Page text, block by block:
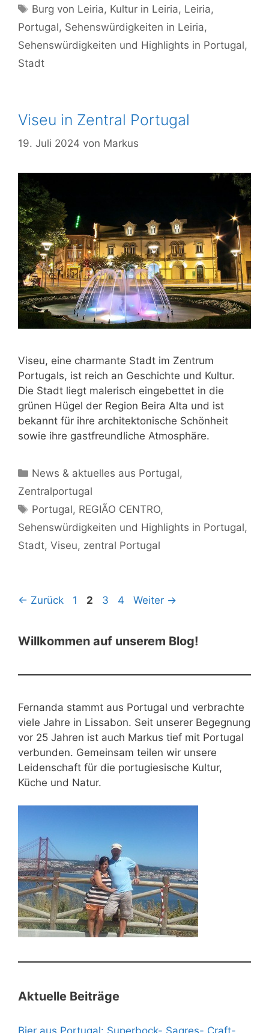
Schlagwörter
Burg von Leiria, Kultur in Leiria, Leiria,
Portugal, Sehenswürdigkeiten in Leiria,
Sehenswürdigkeiten und Highlights in Portugal,
Stadt
Viseu in Zentral Portugal
19. Juli 2024 von Markus
Viseu, eine charmante Stadt im Zentrum
Portugals, ist reich an Geschichte und Kultur.
Die Stadt liegt malerisch eingebettet in die
grünen Hügel der Region Beira Alta und ist
bekannt für ihre architektonische Schönheit
sowie ihre gastfreundliche Atmosphäre.
Kategorien
News & aktuelles aus Portugal,
Zentralportugal
Schlagwörter
Portugal, REGIÃO CENTRO,
Sehenswürdigkeiten und Highlights in Portugal,
Stadt, Viseu, zentral Portugal
← Zurück Seite
1 Seite
2 Seite
3 Seite
4 Weiter →
Willkommen auf unserem Blog!
Fernanda stammt aus Portugal und verbrachte
viele Jahre in Lissabon. Seit unserer Begegnung
vor 25 Jahren ist auch Markus tief mit Portugal
verbunden. Gemeinsam teilen wir unsere
Leidenschaft für die portugiesische Kultur,
Küche und Natur.
Aktuelle Beiträge